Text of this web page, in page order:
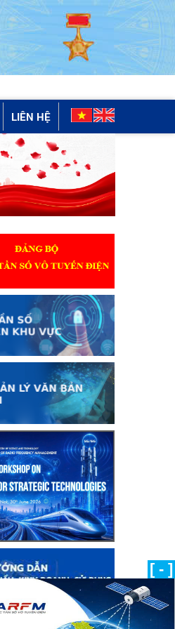
LIÊN HỆ
[ - ]